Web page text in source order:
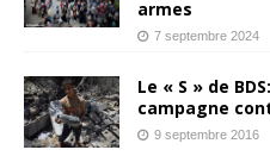
armes
7 septembre 2024
Le « S » de
campagne
9 septembre 2016